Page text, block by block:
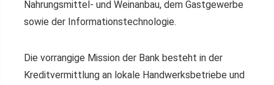
Nahrungsmittel- und Weinanbau, dem Gastgewerbe
sowie der Informationstechnologie.
Die vorrangige Mission der Bank besteht in der
Kreditvermittlung an lokale Handwerksbetriebe und